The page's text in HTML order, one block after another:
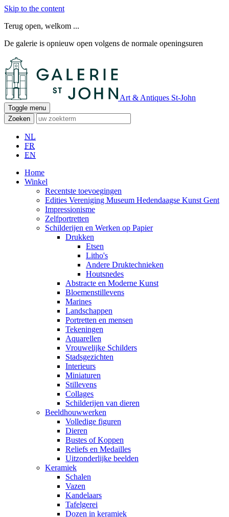
Skip to the content
Terug open, welkom ...
De galerie is opnieuw open volgens de normale openingsuren
Art & Antiques St-John
Toggle menu
Zoeken
NL
FR
EN
Home
Winkel
Recentste toevoegingen
Edities Vereniging Museum Hedendaagse Kunst Gent
Impressionisme
Zelfportretten
Schilderijen en Werken op Papier
Drukken
Etsen
Litho's
Andere Druktechnieken
Houtsnedes
Abstracte en Moderne Kunst
Bloemenstillevens
Marines
Landschappen
Portretten en mensen
Tekeningen
Aquarellen
Vrouwelijke Schilders
Stadsgezichten
Interieurs
Miniaturen
Stillevens
Collages
Schilderijen van dieren
Beeldhouwwerken
Volledige figuren
Dieren
Bustes of Koppen
Reliefs en Medailles
Uitzonderlijke beelden
Keramiek
Schalen
Vazen
Kandelaars
Tafelgerei
Dozen in keramiek